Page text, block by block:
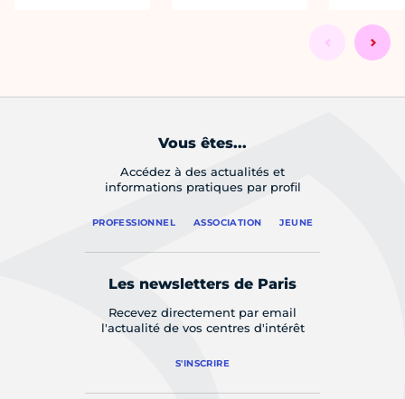
Vous êtes...
Accédez à des actualités et
informations pratiques par profil
PROFESSIONNEL ASSOCIATION JEUNE
Les newsletters de Paris
Recevez directement par email
l'actualité de vos centres d'intérêt
S'INSCRIRE